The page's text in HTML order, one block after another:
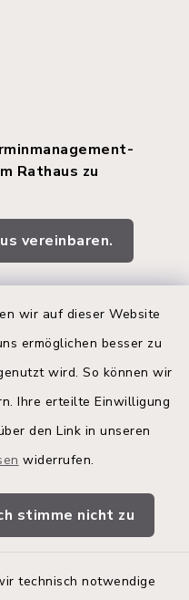
wir auf dieser Website
ermöglichen besser zu
wird. So können wir
Ihre erteilte Einwilligung
den Link in unseren
widerrufen.
stimme nicht zu
technisch notwendige
Rathaus zu
vereinbaren.